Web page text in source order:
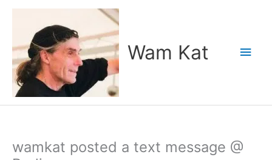
Wam Kat
wamkat posted a text message @